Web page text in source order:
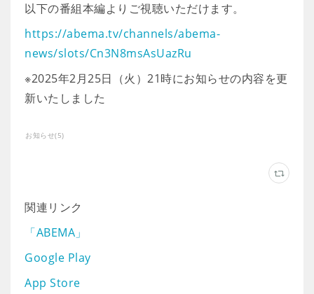
以下の番組本編よりご視聴いただけます。
https://abema.tv/channels/abema-
news/slots/Cn3N8msAsUazRu
※2025年2月25日（火）21時にお知らせの内容を更
新いたしました
お知らせ(5)
関連リンク
「ABEMA」
Google Play
App Store